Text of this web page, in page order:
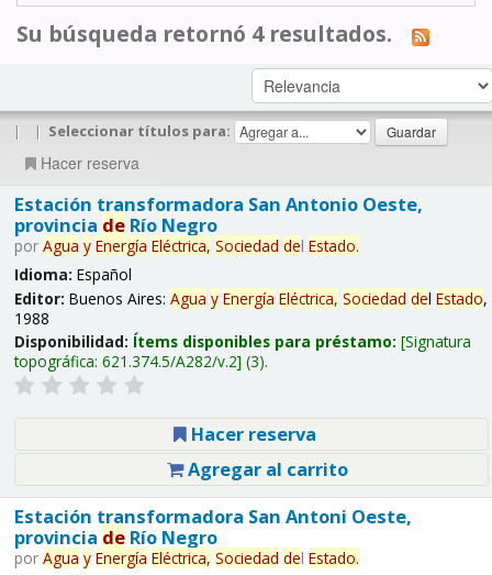
Su búsqueda retornó 4 resultados.
| | Seleccionar títulos para:
Hacer reserva
Estación transformadora San Antonio Oeste,
provincia deRío Negro
por Agua y Energía Eléctrica, Sociedad del Estado.
Idioma: Español
Editor: Buenos Aires: Agua y Energía Eléctrica, Sociedad del Estado,
1988
Disponibilidad: Ítems disponibles para préstamo: Signatura
topográfica: 621.374.5/A282/v.2 (3).
Hacer reserva
Agregar al carrito
Estación transformadora San Antoni Oeste,
provincia deRío Negro
por Agua y Energía Eléctrica, Sociedad del Estado.